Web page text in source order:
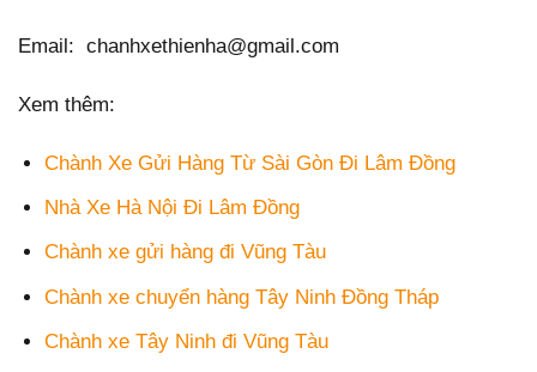
Email: chanhxethienha@gmail.com
Xem thêm:
Chành Xe Gửi Hàng Từ Sài Gòn Đi Lâm Đồng
Nhà Xe Hà Nội Đi Lâm Đồng
Chành xe gửi hàng đi Vũng Tàu
Chành xe chuyển hàng Tây Ninh Đồng Tháp
Chành xe Tây Ninh đi Vũng Tàu